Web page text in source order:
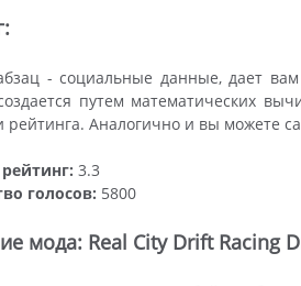
- социальные данные, дает
путем математических
рейтинга. Аналогично и вы можете
3.3
голосов: 5800
мода: Real City Drift Racing